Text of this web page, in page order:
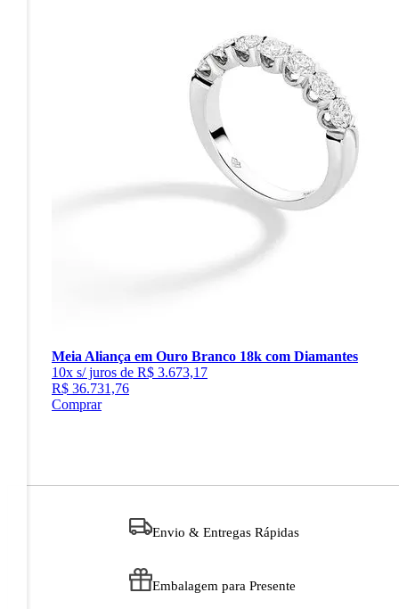
Meia Aliança em Ouro Branco 18k com Diamantes
10x s/ juros de R$ 3.673,17
R$ 36.731,76
Comprar
Envio & Entregas Rápidas
Embalagem para Presente